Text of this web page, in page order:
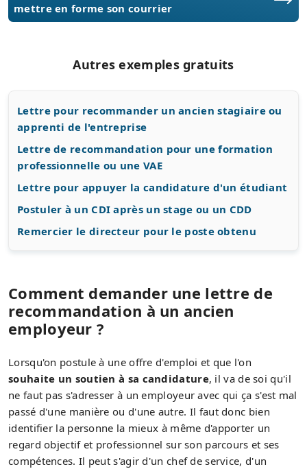
mettre en forme son courrier
Autres exemples gratuits
Lettre pour recommander un ancien stagiaire ou
apprenti de l'entreprise
Lettre de recommandation pour une formation
professionnelle ou une VAE
Lettre pour appuyer la candidature d'un étudiant
Postuler à un CDI après un stage ou un CDD
Remercier le directeur pour le poste obtenu
Comment demander une lettre de
recommandation à un ancien
employeur ?
Lorsqu'on postule à une offre d'emploi et que l'on
souhaite un soutien à sa candidature, il va de soi qu'il
ne faut pas s'adresser à un employeur avec qui ça s'est mal
passé d'une manière ou d'une autre. Il faut donc bien
identifier la personne la mieux à même d'apporter un
regard objectif et professionnel sur son parcours et ses
compétences. Il peut s'agir d'un chef de service, d'un